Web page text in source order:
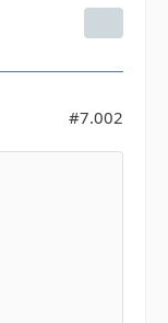
#7.002